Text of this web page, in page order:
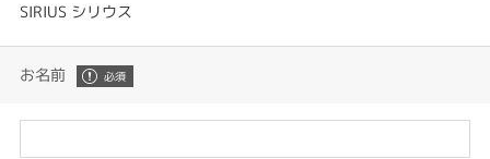
SIRIUS シリウス
お名前